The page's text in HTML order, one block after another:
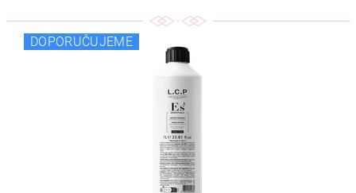
DOPORUČUJEME